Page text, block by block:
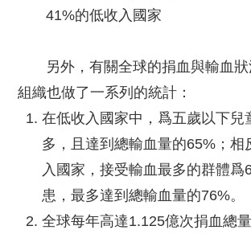
41%的低收入國家
另外，有關全球的捐血與輸血狀
組織也做了一系列的統計：
在低收入國家中，爲五歲以下兒
多，且達到總輸血量的65%；相
入國家，接受輸血最多的群體爲
患，最多達到總輸血量的76%。
全球每年高達1.125億次捐血總